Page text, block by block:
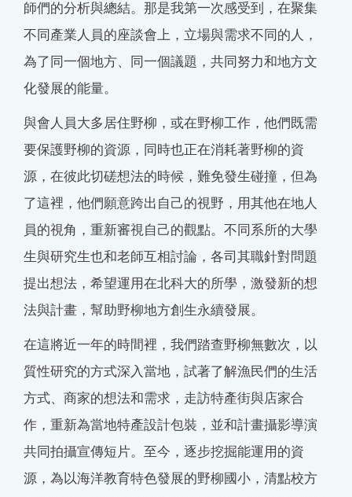
師們的分析與總結。那是我第一次感受到，在聚集
不同產業人員的座談會上，立場與需求不同的人，
為了同一個地方、同一個議題，共同努力和地方文
化發展的能量。
與會人員大多居住野柳，或在野柳工作，他們既需
要保護野柳的資源，同時也正在消耗著野柳的資
源，在彼此切磋想法的時候，難免發生碰撞，但為
了這裡，他們願意跨出自己的視野，用其他在地人
員的視角，重新審視自己的觀點。不同系所的大學
生與研究生也和老師互相討論，各司其職針對問題
提出想法，希望運用在北科大的所學，激發新的想
法與計畫，幫助野柳地方創生永續發展。
在這將近一年的時間裡，我們踏查野柳無數次，以
質性研究的方式深入當地，試著了解漁民們的生活
方式、商家的想法和需求，走訪特產街與店家合
作，重新為當地特產設計包裝，並和計畫攝影導演
共同拍攝宣傳短片。至今，逐步挖掘能運用的資
源，為以海洋教育特色發展的野柳國小，清點校方